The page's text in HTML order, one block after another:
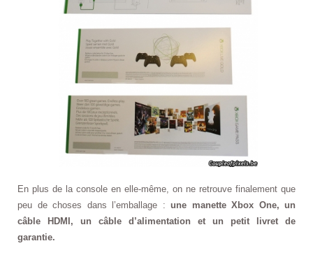
En plus de la console en elle-même, on ne retrouve finalement que
peu de choses dans l’emballage : une manette Xbox One, un
câble HDMI, un câble d’alimentation et un petit livret de
garantie.